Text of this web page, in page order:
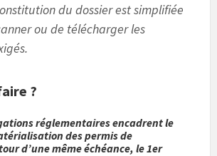
du dossier est simplifiée
ou de télécharger les
?
réglementaires encadrent le
des permis de
d’une même échéance, le 1er